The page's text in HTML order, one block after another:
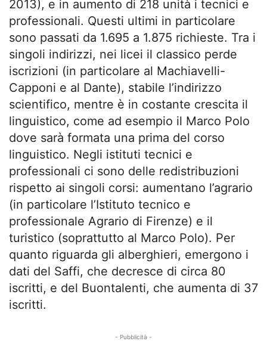
2013), e in aumento di 218 unità i tecnici e
professionali. Questi ultimi in particolare
sono passati da 1.695 a 1.875 richieste. Tra i
singoli indirizzi, nei licei il classico perde
iscrizioni (in particolare al Machiavelli-
Capponi e al Dante), stabile l’indirizzo
scientifico, mentre è in costante crescita il
linguistico, come ad esempio il Marco Polo
dove sarà formata una prima del corso
linguistico. Negli istituti tecnici e
professionali ci sono delle redistribuzioni
rispetto ai singoli corsi: aumentano l’agrario
(in particolare l’Istituto tecnico e
professionale Agrario di Firenze) e il
turistico (soprattutto al Marco Polo). Per
quanto riguarda gli alberghieri, emergono i
dati del Saffi, che decresce di circa 80
iscritti, e del Buontalenti, che aumenta di 37
iscritti.
- Pubblicità -